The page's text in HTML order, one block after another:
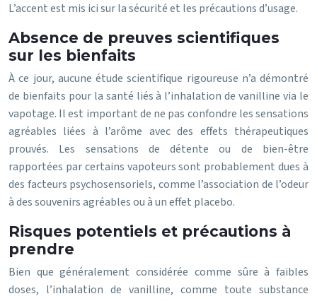
L’accent est mis ici sur la sécurité et les précautions d’usage.
Absence de preuves scientifiques
sur les bienfaits
À ce jour, aucune étude scientifique rigoureuse n’a démontré
de bienfaits pour la santé liés à l’inhalation de vanilline via le
vapotage. Il est important de ne pas confondre les sensations
agréables liées à l’arôme avec des effets thérapeutiques
prouvés. Les sensations de détente ou de bien-être
rapportées par certains vapoteurs sont probablement dues à
des facteurs psychosensoriels, comme l’association de l’odeur
à des souvenirs agréables ou à un effet placebo.
Risques potentiels et précautions à
prendre
Bien que généralement considérée comme sûre à faibles
doses, l’inhalation de vanilline, comme toute substance